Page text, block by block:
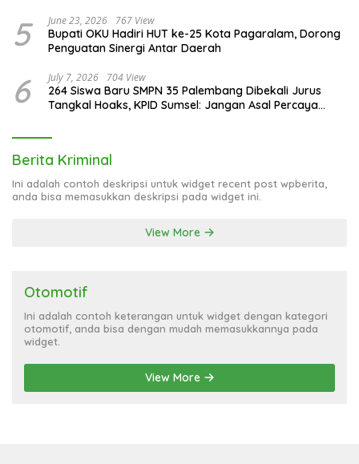
5 June 23, 2026 767 View
Bupati OKU Hadiri HUT ke-25 Kota Pagaralam, Dorong
Penguatan Sinergi Antar Daerah
6 July 7, 2026 704 View
264 Siswa Baru SMPN 35 Palembang Dibekali Jurus
Tangkal Hoaks, KPID Sumsel: Jangan Asal Percaya
Berita Kriminal
Ini adalah contoh deskripsi untuk widget recent post wpberita,
anda bisa memasukkan deskripsi pada widget ini.
View More
Otomotif
Ini adalah contoh keterangan untuk widget dengan kategori
otomotif, anda bisa dengan mudah memasukkannya pada
widget.
View More